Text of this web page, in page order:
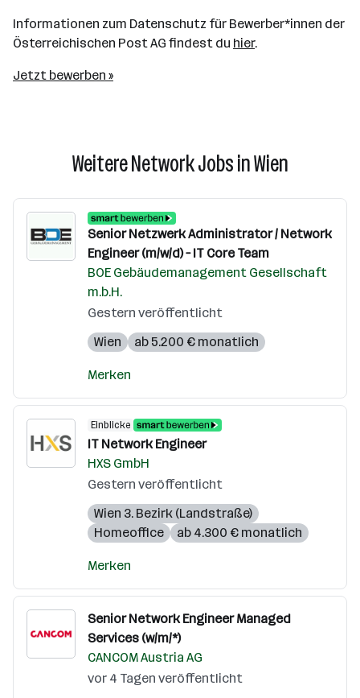
Informationen zum Datenschutz für Bewerber*innen der
Österreichischen Post AG findest du hier.
Jetzt bewerben »
Weitere Network Jobs in Wien
Senior Netzwerk Administrator / Network
Engineer (m/w/d) – IT Core Team
BOE Gebäudemanagement Gesellschaft
m.b.H.
Gestern veröffentlicht
Wien
ab 5.200 € monatlich
Merken
Einblicke
IT Network Engineer
HXS GmbH
Gestern veröffentlicht
Wien 3. Bezirk (Landstraße)
Homeoffice
ab 4.300 € monatlich
Merken
Senior Network Engineer Managed
Services (w/m/*)
CANCOM Austria AG
vor 4 Tagen veröffentlicht